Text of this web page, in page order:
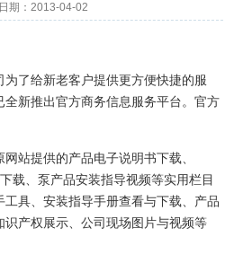
期：2013-04-02
了给新老客户提供更方便快捷的服
新推出官方商务信息服务平台。官方
提供的产品电子说明书下载、
载、泵产品安装指导视频等实用栏目
具、安装指导手册查看与下载、产品
产权展示、公司现场图片与视频等